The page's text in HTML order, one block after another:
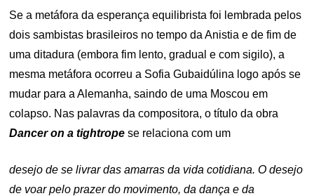
Se a metáfora da esperança equilibrista foi lembrada pelos
dois sambistas brasileiros no tempo da Anistia e de fim de
uma ditadura (embora fim lento, gradual e com sigilo), a
mesma metáfora ocorreu a Sofia Gubaidúlina logo após se
mudar para a Alemanha, saindo de uma Moscou em
colapso. Nas palavras da compositora, o título da obra
Dancer on a tightrope se relaciona com um
desejo de se livrar das amarras da vida cotidiana. O desejo
de voar pelo prazer do movimento, da dança e da